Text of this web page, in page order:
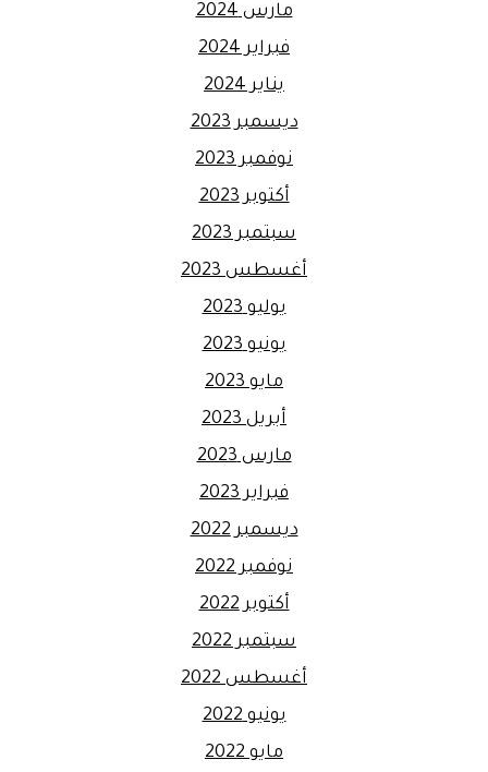
مارس 2024
فبراير 2024
يناير 2024
ديسمبر 2023
نوفمبر 2023
أكتوبر 2023
سبتمبر 2023
أغسطس 2023
يوليو 2023
يونيو 2023
مايو 2023
أبريل 2023
مارس 2023
فبراير 2023
ديسمبر 2022
نوفمبر 2022
أكتوبر 2022
سبتمبر 2022
أغسطس 2022
يونيو 2022
مايو 2022